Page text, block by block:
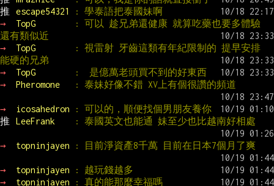
推
escape54321
: 學泰語把泰國妹啊
→
TopG
: 可以 趁兄弟還健康 就算吃藥也要多體驗
還有類似近
→
TopG
: 視雷射 牙齒這類有年紀限制的 提早安排
能硬的兄弟
→
TopG
:  是億萬老頭買不到的好東西
→
Pheromone : 泰妹好像不錯 XV上有個很讚的頻道
→ icosahedron
: 可以的，順便找個男朋友養你
推
LeeFrank : 泰國英文也能通 妹至少也比越南好相處
→ topninjayen : 目前淨資產8千萬 目前在日本7個月了爽
→ topninjayen
: 越玩錢越多
→
topninjayen : 真的能那麼幸福嗎